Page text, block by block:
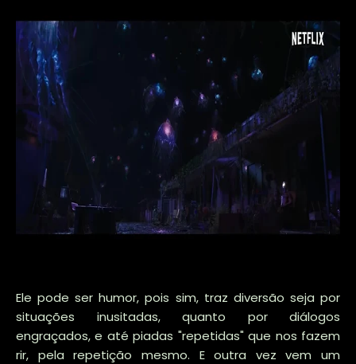
Ele pode ser humor, pois sim, traz diversão seja por
situações inusitadas, quanto por diálogos
engraçados, e até piadas "repetidas" que nos fazem
rir, pela repetição mesmo. E outra vez vem um